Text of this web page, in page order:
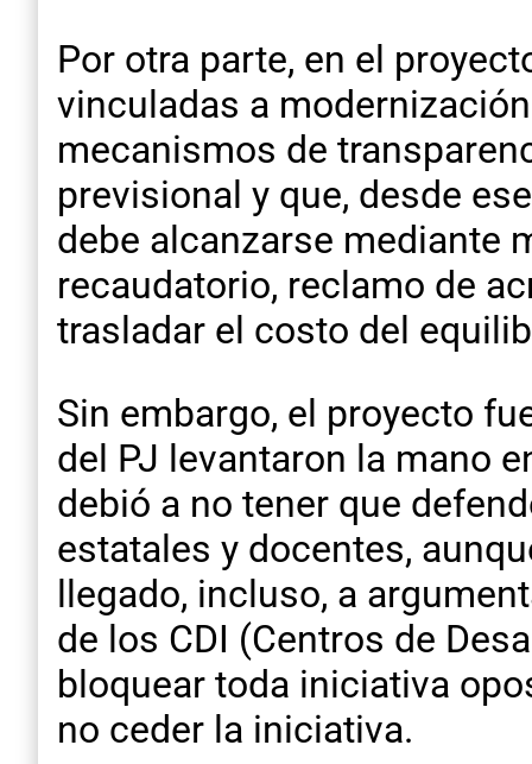
Por otra parte, en el
vinculadas a
mecanismos de
previsional y que, desde
debe alcanzarse mediante
recaudatorio, reclamo de
trasladar el costo del
Sin embargo, el proyecto
del PJ levantaron la mano
debió a no tener que
estatales y docentes,
llegado, incluso, a
de los CDI (Centros de
bloquear toda iniciativa
no ceder la iniciativa.